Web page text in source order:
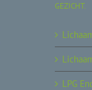
GEZICHT.
LPG